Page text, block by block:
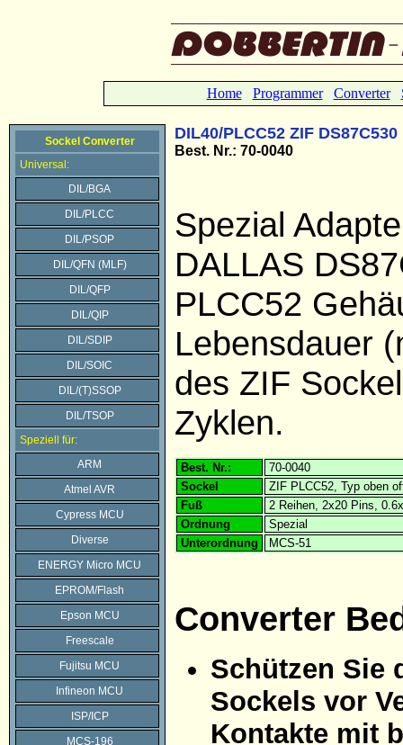
Home Programmer Converter
Sockel Converter
Universal:
DIL/BGA
DIL/PLCC
DIL/PSOP
DIL/QFN (MLF)
DIL/QFP
DIL/QIP
DIL/SDIP
DIL/SOIC
DIL/(T)SSOP
DIL/TSOP
Speziell für:
ARM
Atmel AVR
Cypress MCU
Diverse
ENERGY Micro MCU
EPROM/Flash
Epson MCU
Freescale
Fujitsu MCU
Infineon MCU
ISP/ICP
MCS-196
DIL40/PLCC52 ZIF DS87C530
Best. Nr.: 70-0040
Spezial
DALLAS
PLCC52
Lebensdauer
des ZIF
Zyklen.
Best. Nr.:
70-0040
Sockel
ZIF PLCC52, Typ oben
Fuß
2 Reihen, 2x20 Pins,
Ordnung
Spezial
Unterordnung
MCS-51
Converter
Schützen Sie
Sockels vor
Kontakte mit